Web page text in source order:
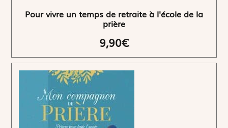
Pour vivre un temps de retraite à l'école de la
prière
9,90€